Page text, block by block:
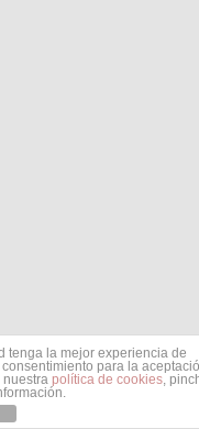
tenga la mejor experiencia de
para la
nuestra política de cookies,